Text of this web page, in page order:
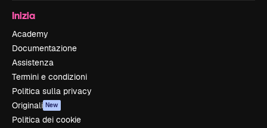
Inizia
Academy
Documentazione
Assistenza
Termini e condizioni
Politica sulla privacy
Originali New
Politica dei cookie